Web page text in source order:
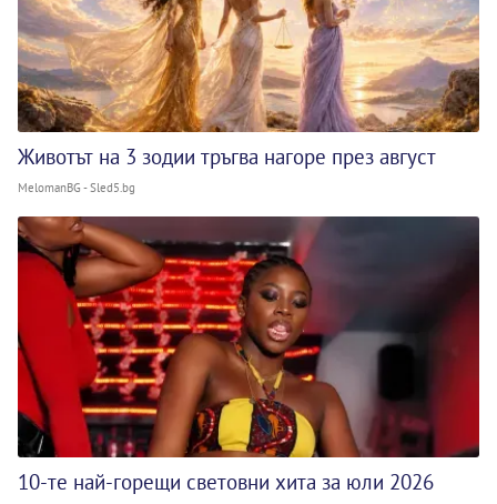
Животът на 3 зодии тръгва нагоре през август
MelomanBG - Sled5.bg
10-те най-горещи световни хита за юли 2026